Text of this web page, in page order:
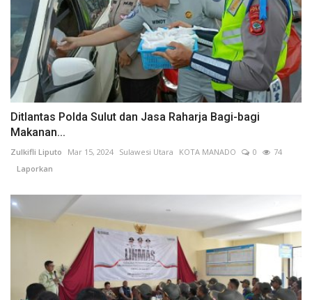
Ditlantas Polda Sulut dan Jasa Raharja Bagi-bagi
Makanan...
Zulkifli Liputo Mar 15, 2024 Sulawesi Utara KOTA MANADO 0
74
Laporkan